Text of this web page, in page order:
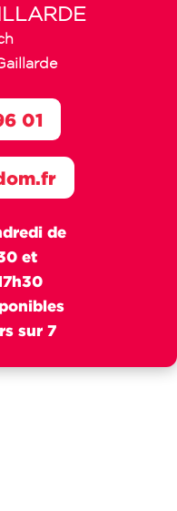
de
et
sur 7
01